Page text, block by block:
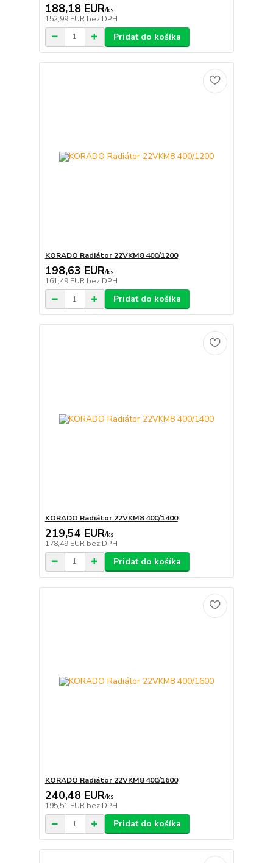
188,18 EUR/ks
152,99 EUR bez DPH
Pridať do košíka
KORADO Radiátor 22VKM8 400/1200
198,63 EUR/ks
161,49 EUR bez DPH
Pridať do košíka
KORADO Radiátor 22VKM8 400/1400
219,54 EUR/ks
178,49 EUR bez DPH
Pridať do košíka
KORADO Radiátor 22VKM8 400/1600
240,48 EUR/ks
195,51 EUR bez DPH
Pridať do košíka